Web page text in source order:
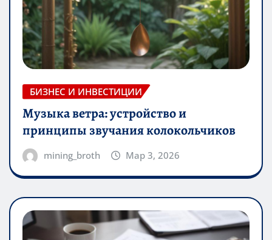
БИЗНЕС И ИНВЕСТИЦИИ
Музыка ветра: устройство и
принципы звучания колокольчиков
mining_broth Мар 3, 2026